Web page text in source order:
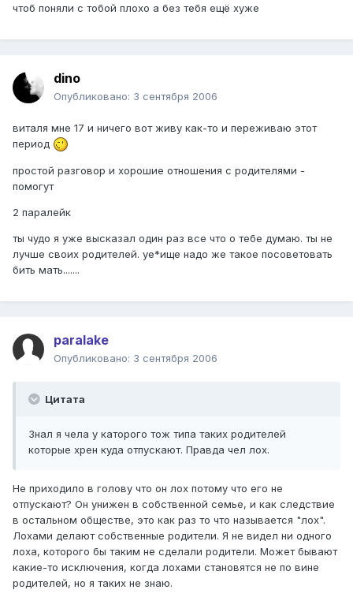
чтоб поняли с тобой плохо а без тебя ещё хуже
dino
Опубликовано: 3 сентября 2006
виталя мне 17 и ничего вот живу как-то и переживаю этот
период
простой разговор и хорошие отношения с родителями -
помогут
2 паралейк
ты чудо я уже высказал один раз все что о тебе думаю. ты не
лучше своих родителей. уе*ище надо же такое посоветовать
бить мать.......
paralake
Опубликовано: 3 сентября 2006
Цитата
Знал я чела у каторого тож типа таких родителей
которые хрен куда отпускают. Правда чел лох.
Не приходило в голову что он лох потому что его не
отпускают? Он унижен в собственной семье, и как следствие
в остальном обществе, это как раз то что называется "лох".
Лохами делают собственные родители. Я не видел ни одного
лоха, которого бы таким не сделали родители. Может бывают
какие-то исключения, когда лохами становятся не по вине
родителей, но я таких не знаю.